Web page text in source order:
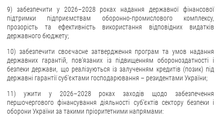
9) забезпечити у 2026–2028 роках надання державної фінансової
підтримки підприємствам оборонно-промислового комплексу,
прозорість та ефективність використання відповідних видатків
державного бюджету;
10) забезпечити своєчасне затвердження програм та умов надання
державних гарантій, пов'язаних із підвищенням обороноздатності і
безпеки держави, що реалізуються із залученням кредитів (позик) під
державні гарантії суб'єктами господарювання – резидентами України;
11) ужити у 2026–2028 роках заходів щодо забезпечення
першочергового фінансування діяльності суб'єктів сектору безпеки і
оборони України за такими пріоритетними напрямами: